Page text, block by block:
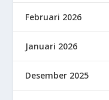
Februari 2026
Januari 2026
Desember 2025